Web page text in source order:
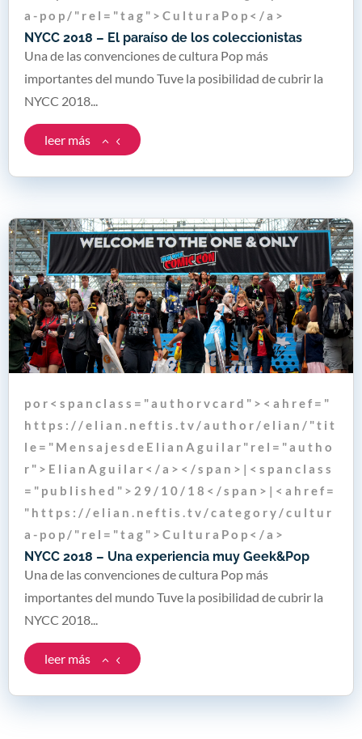
NYCC 2018 – El paraíso de los coleccionistas
a - p o p / " r e l = " t a g " > C u l t u r a P o p < / a >
Una de las convenciones de cultura Pop más
importantes del mundo Tuve la posibilidad de cubrir la
NYCC 2018...
leer más
NYCC 2018 – Una experiencia muy Geek&Pop
p o r < s p a n c l a s s = " a u t h o r v c a r d " > < a h r e f = "
h t t p s : / / e l i a n . n e f t i s . t v / a u t h o r / e l i a n / " t i t
l e = " M e n s a j e s d e E l i a n A g u i l a r " r e l = " a u t h o
r " > E l i a n A g u i l a r < / a > < / s p a n > | < s p a n c l a s s
= " p u b l i s h e d " > 2 9 / 1 0 / 1 8 < / s p a n > | < a h r e f =
" h t t p s : / / e l i a n . n e f t i s . t v / c a t e g o r y / c u l t u r
a - p o p / " r e l = " t a g " > C u l t u r a P o p < / a >
Una de las convenciones de cultura Pop más
importantes del mundo Tuve la posibilidad de cubrir la
NYCC 2018...
leer más